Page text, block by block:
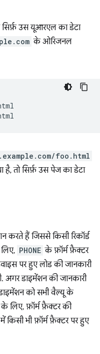
उस यूआरएल का डेटा
के ओरिजनल
foo.html
तो सिर्फ़ उस पेज का डेटा
करते हैं जिससे किसी रिकॉर्ड
PHONE के फ़ॉर्म फ़ैक्टर
पर हुए लोड की जानकारी
अगर डाइमेंशन की जानकारी
को सभी वैल्यू के
के लिए, फ़ॉर्म फ़ैक्टर की
किसी भी फ़ॉर्म फ़ैक्टर पर हुए